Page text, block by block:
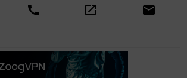
call open_in_new email